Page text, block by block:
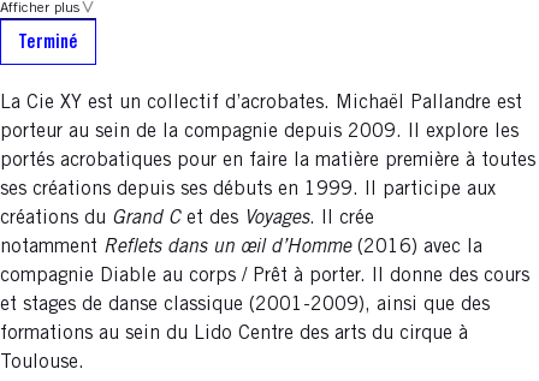
Afficher plus
Terminé
La Cie XY est un collectif d’acrobates. Michaël Pallandre est
porteur au sein de la compagnie depuis 2009. Il explore les
portés acrobatiques pour en faire la matière première à toutes
ses créations depuis ses débuts en 1999. Il participe aux
créations du Grand C et des Voyages. Il crée
notamment Reflets dans un œil d’Homme(2016) avec la
compagnie Diable au corps / Prêt à porter. Il donne des cours
et stages de danse classique (2001-2009), ainsi que des
formations au sein du Lido Centre des arts du cirque à
Toulouse.